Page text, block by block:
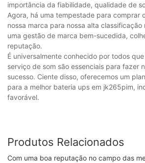
importância da fiabilidade, qualidade de
Agora, há uma tempestade para comprar
nossa marca para nossa alta classificação
uma gestão de marca bem-sucedida,
reputação.
É universalmente conhecido por todos
serviço de som são essenciais para fazer
sucesso. Ciente disso, oferecemos um
para a melhor bateria ups em jk265pim,
favorável.
Produtos Relacionados
Com uma boa reputação no campo das